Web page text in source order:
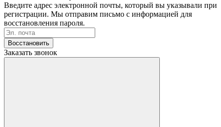
Введите адрес электронной почты, который вы указывали при
регистрации. Мы отправим письмо с информацией для
восстановления пароля.
Восстановить
Заказать звонок